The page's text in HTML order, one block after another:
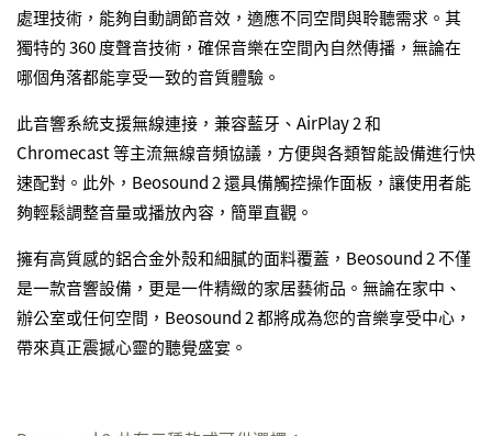
處理技術，能夠自動調節音效，適應不同空間與聆聽需求。其
獨特的 360 度聲音技術，確保音樂在空間內自然傳播，無論在
哪個角落都能享受一致的音質體驗。
此音響系統支援無線連接，兼容藍牙、AirPlay 2 和
Chromecast 等主流無線音頻協議，方便與各類智能設備進行快
速配對。此外，Beosound 2 還具備觸控操作面板，讓使用者能
夠輕鬆調整音量或播放內容，簡單直觀。
擁有高質感的鋁合金外殼和細膩的面料覆蓋，Beosound 2 不僅
是一款音響設備，更是一件精緻的家居藝術品。無論在家中、
辦公室或任何空間，Beosound 2 都將成為您的音樂享受中心，
帶來真正震撼心靈的聽覺盛宴。